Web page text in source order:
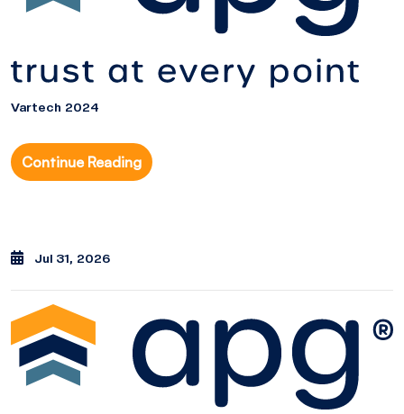
Vartech 2024
Continue Reading
Jul 31, 2026